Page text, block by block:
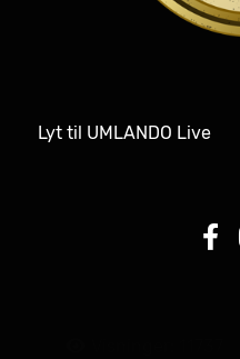
Lyt til UMLANDO Live